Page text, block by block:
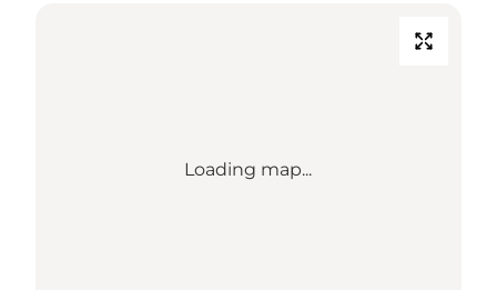
Loading map...